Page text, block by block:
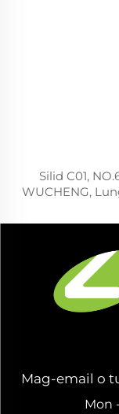
Silid C01,
WUCHENG,
Mag-email o
Mon